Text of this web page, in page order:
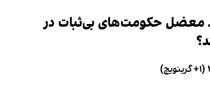
معضل حکومت‌های بی‌ثبات در